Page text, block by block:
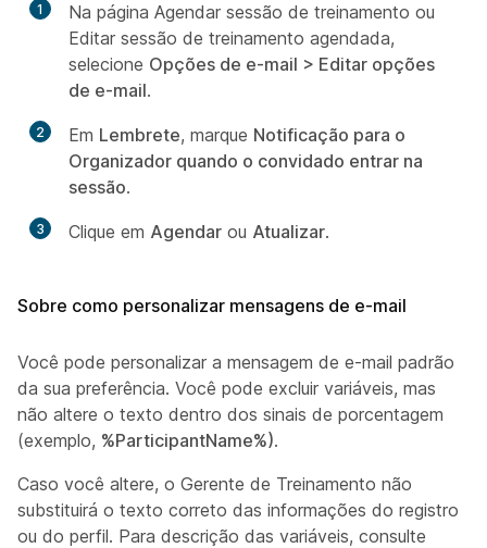
1
Na página Agendar sessão de treinamento ou
Editar sessão de treinamento agendada,
selecione Opções de e-mail > Editar opções
de e-mail.
2 Em Lembrete, marque Notificação para o
Organizador quando o convidado entrar na
sessão.
3 Clique em Agendar ou Atualizar.
Sobre como personalizar mensagens de e-mail
Você pode personalizar a mensagem de e-mail padrão
da sua preferência. Você pode excluir variáveis, mas
não altere o texto dentro dos sinais de porcentagem
(exemplo, %ParticipantName%).
Caso você altere, o Gerente de Treinamento não
substituirá o texto correto das informações do registro
ou do perfil. Para descrição das variáveis, consulte